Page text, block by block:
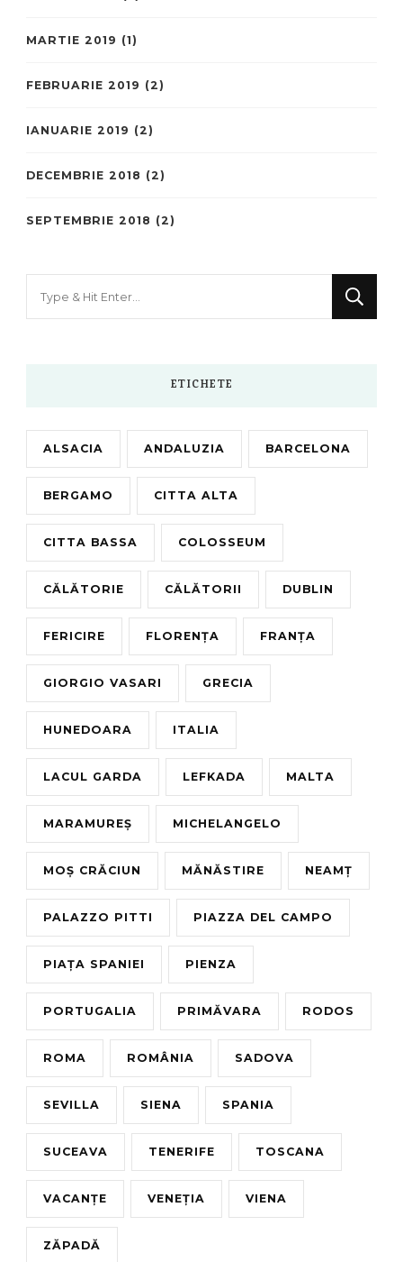
MARTIE 2019 (1)
FEBRUARIE 2019 (2)
IANUARIE 2019 (2)
DECEMBRIE 2018 (2)
SEPTEMBRIE 2018 (2)
ETICHETE
ALSACIA ANDALUZIA BARCELONA
BERGAMO CITTA ALTA
CITTA BASSA COLOSSEUM
CĂLĂTORIE CĂLĂTORII DUBLIN
FERICIRE FLORENȚA FRANȚA
GIORGIO VASARI GRECIA
HUNEDOARA ITALIA
LACUL GARDA LEFKADA MALTA
MARAMUREȘ MICHELANGELO
MOȘ CRĂCIUN MĂNĂSTIRE NEAMȚ
PALAZZO PITTI PIAZZA DEL CAMPO
PIAȚA SPANIEI PIENZA
PORTUGALIA PRIMĂVARA RODOS
ROMA ROMÂNIA SADOVA
SEVILLA SIENA SPANIA
SUCEAVA TENERIFE TOSCANA
VACANȚE VENEȚIA VIENA
ZĂPADĂ